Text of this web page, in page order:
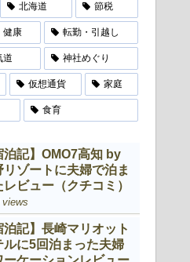
北海道 節税
健康 転勤・引越し
道 神社めぐり
仮想通貨 家庭
食育
泊記】OMO7高知 by
リゾートに夫婦で泊ま
レビュー（クチコミ）
views
泊記】長崎マリオット
ルに5回泊まった夫婦